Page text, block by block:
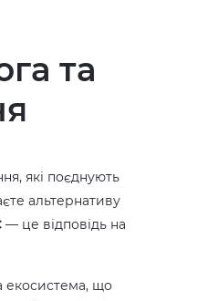
та
які поєднують
альтернативу
— це відповідь на
екосистема, що